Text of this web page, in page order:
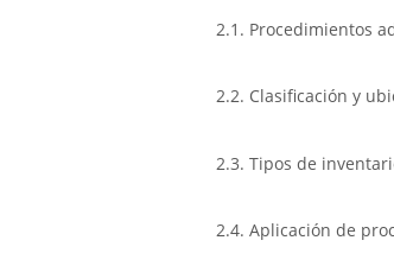
2.1. Procedimientos
2.2. Clasificación y
2.3. Tipos de
2.4. Aplicación de